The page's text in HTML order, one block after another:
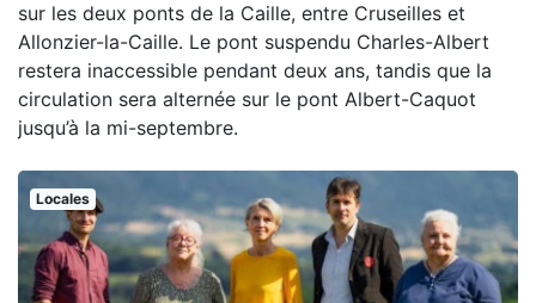
sur les deux ponts de la Caille, entre Cruseilles et
Allonzier-la-Caille. Le pont suspendu Charles-Albert
restera inaccessible pendant deux ans, tandis que la
circulation sera alternée sur le pont Albert-Caquot
jusqu’à la mi-septembre.
Locales